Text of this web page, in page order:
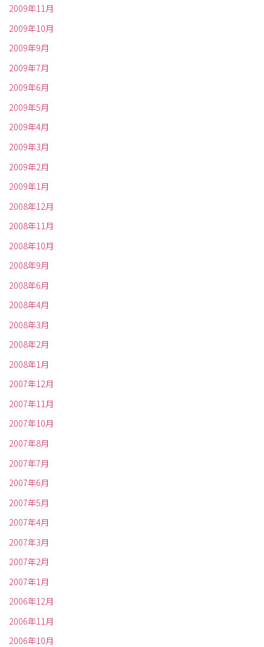
2009年11月
2009年10月
2009年9月
2009年7月
2009年6月
2009年5月
2009年4月
2009年3月
2009年2月
2009年1月
2008年12月
2008年11月
2008年10月
2008年9月
2008年6月
2008年4月
2008年3月
2008年2月
2008年1月
2007年12月
2007年11月
2007年10月
2007年8月
2007年7月
2007年6月
2007年5月
2007年4月
2007年3月
2007年2月
2007年1月
2006年12月
2006年11月
2006年10月